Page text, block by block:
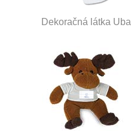
Dekoračná látka Uba